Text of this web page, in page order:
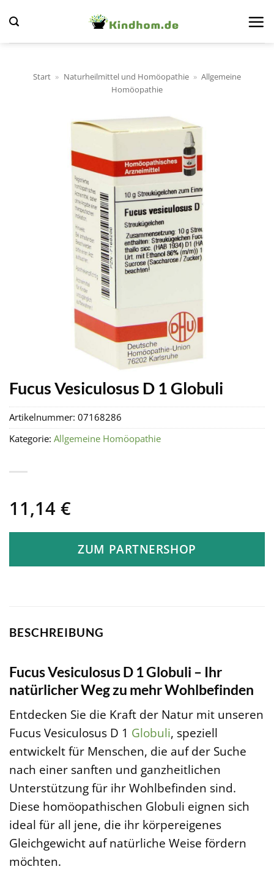
Inhalt
springen
Start » Naturheilmittel und Homöopathie » Allgemeine
Homöopathie
Fucus Vesiculosus D 1 Globuli
11,14 €
ZUM PARTNERSHOP
Artikelnummer: 07168286
Kategorie: Allgemeine Homöopathie
BESCHREIBUNG
Fucus Vesiculosus D 1 Globuli – Ihr
natürlicher Weg zu mehr Wohlbefinden
Entdecken Sie die Kraft der Natur mit unseren
Fucus Vesiculosus D 1 Globuli, speziell
entwickelt für Menschen, die auf der Suche
nach einer sanften und ganzheitlichen
Unterstützung für ihr Wohlbefinden sind.
Diese homöopathischen Globuli eignen sich
ideal für all jene, die ihr körpereigenes
Gleichgewicht auf natürliche Weise fördern
möchten.